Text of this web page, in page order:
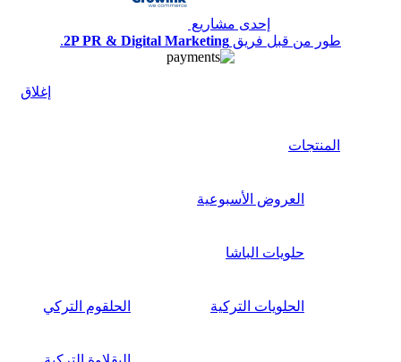
إحدى مشاريع
طور من قبل فريق 2P PR & Digital Marketing
.
إغلاق
المنتجات
العروض الأسبوعية
حلويات الباشا
الحلويات التركية الحلقوم التركي